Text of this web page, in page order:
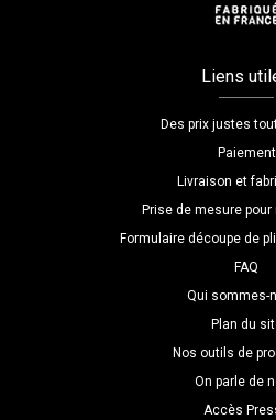
Liens
Des prix justes
Paiement
Livraison et
Prise de mesure pour
Formulaire découpe de
FAQ
Qui sommes-
Plan du
Nos outils de
On parle de
Accès